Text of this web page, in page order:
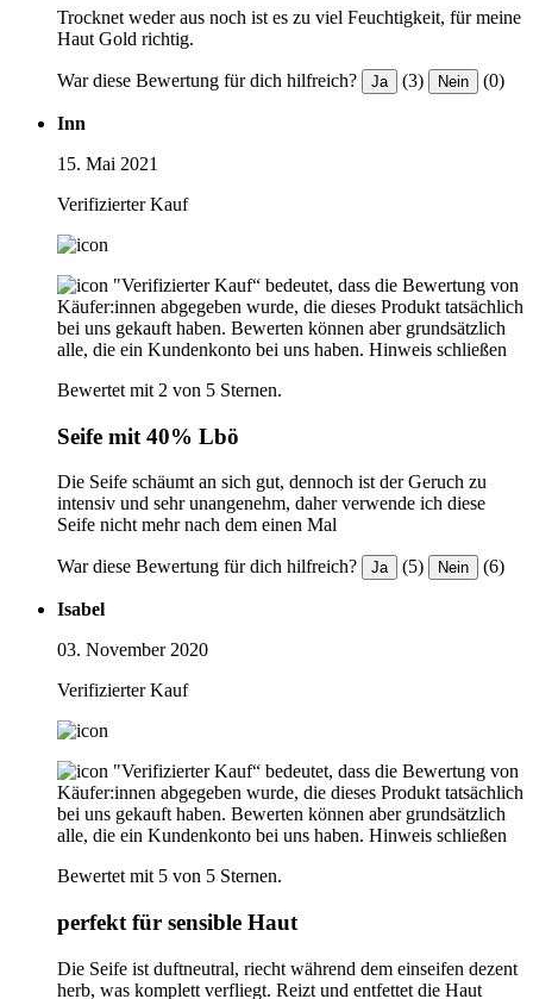
Trocknet weder aus noch ist es zu viel Feuchtigkeit, für meine
Haut Gold richtig.
War diese Bewertung für dich hilfreich? Ja (3) Nein (0)
Inn
15. Mai 2021
Verifizierter Kauf
"Verifizierter Kauf“ bedeutet, dass die Bewertung von
Käufer:innen abgegeben wurde, die dieses Produkt tatsächlich
bei uns gekauft haben. Bewerten können aber grundsätzlich
alle, die ein Kundenkonto bei uns haben. Hinweis schließen
Bewertet mit 2 von 5 Sternen.
Seife mit 40% Lbö
Die Seife schäumt an sich gut, dennoch ist der Geruch zu
intensiv und sehr unangenehm, daher verwende ich diese
Seife nicht mehr nach dem einen Mal
War diese Bewertung für dich hilfreich? Ja (5) Nein (6)
Isabel
03. November 2020
Verifizierter Kauf
"Verifizierter Kauf“ bedeutet, dass die Bewertung von
Käufer:innen abgegeben wurde, die dieses Produkt tatsächlich
bei uns gekauft haben. Bewerten können aber grundsätzlich
alle, die ein Kundenkonto bei uns haben. Hinweis schließen
Bewertet mit 5 von 5 Sternen.
perfekt für sensible Haut
Die Seife ist duftneutral, riecht während dem einseifen dezent
herb, was komplett verfliegt. Reizt und entfettet die Haut